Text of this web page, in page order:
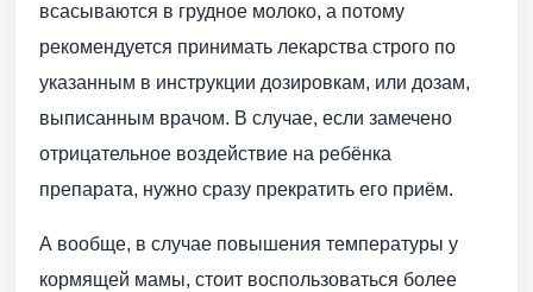
всасываются в грудное молоко, а потому
рекомендуется принимать лекарства строго по
указанным в инструкции дозировкам, или дозам,
выписанным врачом. В случае, если замечено
отрицательное воздействие на ребёнка
препарата, нужно сразу прекратить его приём.
А вообще, в случае повышения температуры у
кормящей мамы, стоит воспользоваться более